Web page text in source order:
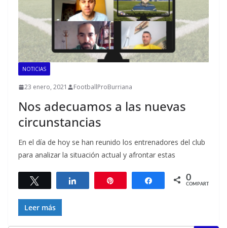
NOTICIAS
23 enero, 2021 FootballProBurriana
Nos adecuamos a las nuevas
circunstancias
En el día de hoy se han reunido los entrenadores del club
para analizar la situación actual y afrontar estas
Twittear Compartir Compartir
0
COMPARTIR
Leer más